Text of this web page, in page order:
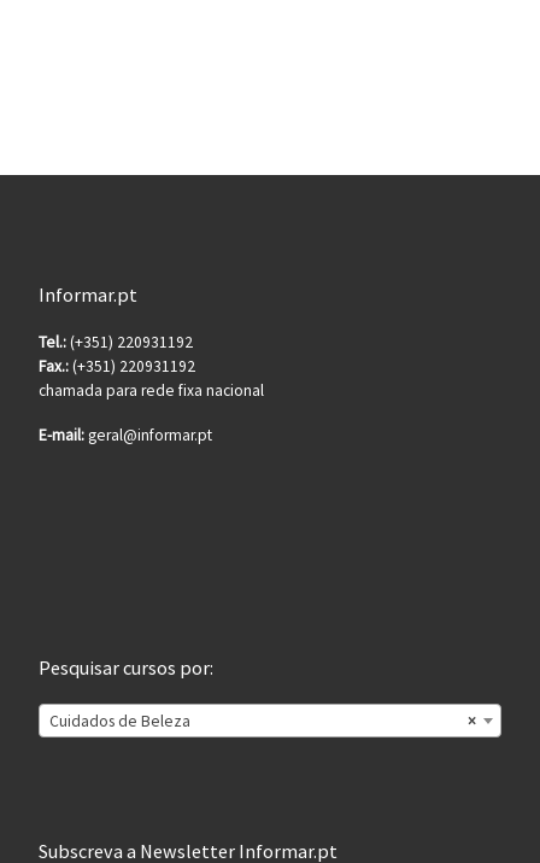
Informar.pt
Tel.:(+351) 220931192
Fax.:(+351) 220931192
chamada para rede fixa nacional
E-mail:geral@informar.pt
Pesquisar cursos por:
×
Cuidados de Beleza
Subscreva a Newsletter Informar.pt